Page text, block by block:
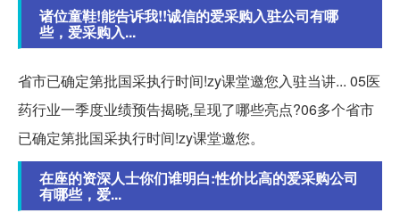
诸位童鞋!能告诉我!!诚信的爱采购入驻公司有哪
些，爱采购入...
省市已确定第批国采执行时间!zy课堂邀您入驻当讲... 05医
药行业一季度业绩预告揭晓,呈现了哪些亮点?06多个省市
已确定第批国采执行时间!zy课堂邀您。
在座的资深人士你们谁明白:性价比高的爱采购公司
有哪些，爱...